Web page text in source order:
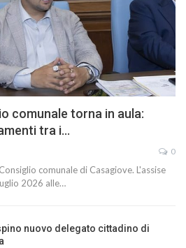
comunale torna in aula:
tra i…
0
comunale di Casagiove. L'assise
2026 alle…
nuovo delegato cittadino di